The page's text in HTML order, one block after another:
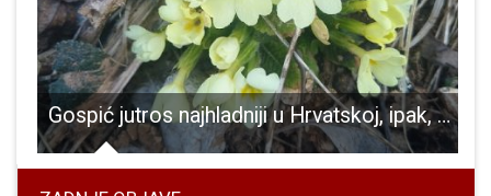
Gospić jutros najhladniji u Hrvatskoj, ipak, priroda se budi!